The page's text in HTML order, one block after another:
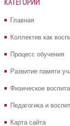
Главная
Коллектив как
Процесс обучения
Развитие памяти
Физическое
Педагогика и
Карта сайта